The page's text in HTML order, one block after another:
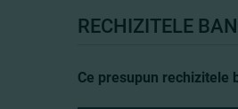
RECHIZITELE
Ce presupun rechizitele